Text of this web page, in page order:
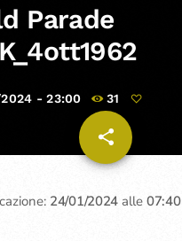
Parade
- 23:00 31
share
email
24/01/2024 alle 07:40